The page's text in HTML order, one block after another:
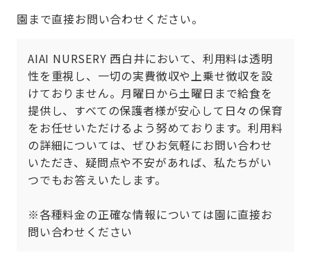
園まで直接お問い合わせください。
AIAI NURSERY 西白井において、利用料は透明
性を重視し、一切の実費徴収や上乗せ徴収を設
けておりません。月曜日から土曜日まで給食を
提供し、すべての保護者様が安心して日々の保育
をお任せいただけるよう努めております。利用料
の詳細については、ぜひお気軽にお問い合わせ
いただき、疑問点や不安があれば、私たちがい
つでもお答えいたします。
※各種料金の正確な情報については園に直接お
問い合わせください